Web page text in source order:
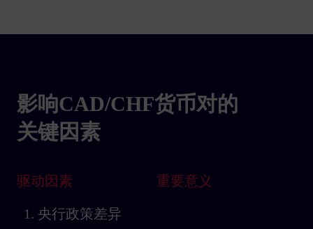
影响CAD/CHF货币对的
关键因素
驱动因素 重要意义
1. 央行政策差异